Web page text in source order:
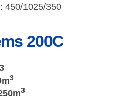
toutes traces
450/1025/350
200C
3
3